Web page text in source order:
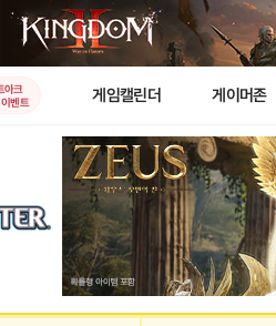
아크
벤트
게임캘린더 게이머존